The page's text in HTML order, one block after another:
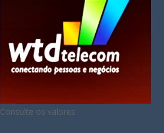
Consulte os valores